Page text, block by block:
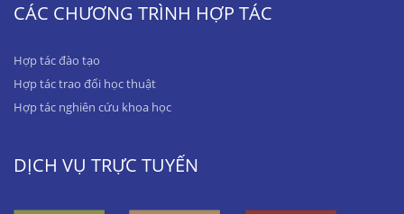
CÁC CHƯƠNG TRÌNH HỢP TÁC
Hợp tác đào tạo
Hợp tác trao đổi học thuật
Hợp tác nghiên cứu khoa học
DỊCH VỤ TRỰC TUYẾN